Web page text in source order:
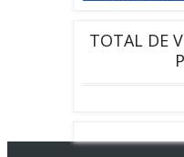
TOTAL DE